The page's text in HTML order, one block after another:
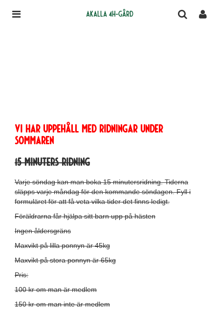
Akalla 4H-gård
Vi har uppehåll med ridningar under
sommaren
15 minuters ridning
Varje söndag kan man boka 15 minutersridning. Tiderna
släpps varje måndag för den kommande söndagen. Fyll i
formuläret för att få veta vilka tider det finns ledigt.
Föräldrarna får hjälpa sitt barn upp på hästen
Ingen åldersgräns
Maxvikt på lilla ponnyn är 45kg
Maxvikt på stora ponnyn är 65kg
Pris:
100 kr om man är medlem
150 kr om man inte är medlem